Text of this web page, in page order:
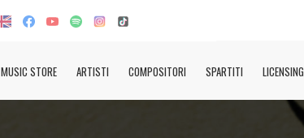
MUSIC STORE ARTISTI COMPOSITORI SPARTITI LICENSING